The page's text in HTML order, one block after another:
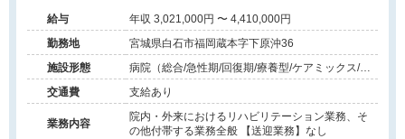
給与
年収 3,021,000円 〜 4,410,000円
勤務地
宮城県白石市福岡蔵本字下原沖36
施設形態
病院（総合/急性期/回復期/療養型/ケアミックス/外
来）、その他（その他）
交通費 支給あり
業務内容
院内・外来におけるリハビリテーション業務、そ
の他付帯する業務全般 【送迎業務】なし